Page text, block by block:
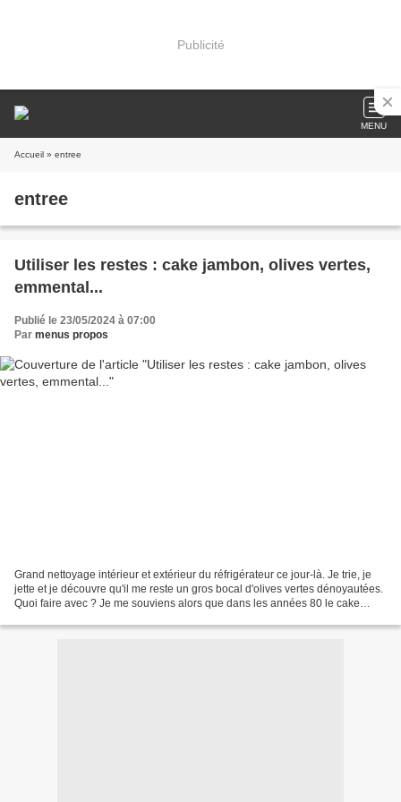
Publicité
MENU
Accueil » entree
entree
Utiliser les restes : cake jambon, olives vertes,
emmental...
Publié le 23/05/2024 à 07:00
Par menus propos
Grand nettoyage intérieur et extérieur du réfrigérateur ce jour-là. Je trie, je
jette et je découvre qu'il me reste un gros bocal d'olives vertes dénoyautées.
Quoi faire avec ? Je me souviens alors que dans les années 80 le cake